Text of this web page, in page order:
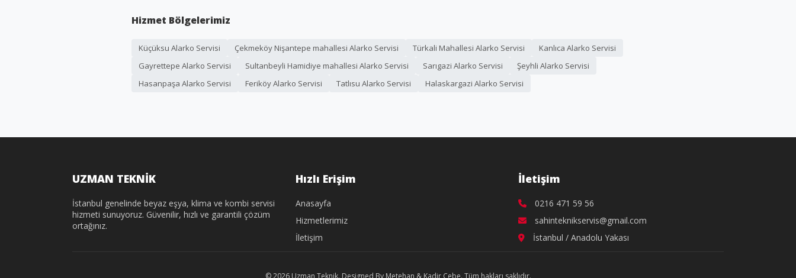
Hizmet Bölgelerimiz
Küçüksu Alarko Servisi Çekmeköy Nişantepe mahallesi Alarko Servisi Türkali Mahallesi Alarko Servisi
Kanlıca Alarko Servisi
Gayrettepe Alarko Servisi
Sultanbeyli Hamidiye mahallesi Alarko Servisi Sarıgazi Alarko Servisi
Şeyhli Alarko Servisi
Hasanpaşa Alarko Servisi
Feriköy Alarko Servisi Tatlısu Alarko Servisi Halaskargazi Alarko Servisi
UZMAN TEKNİK
İstanbul genelinde beyaz eşya, klima ve kombi servisi
hizmeti sunuyoruz. Güvenilir, hızlı ve garantili çözüm
ortağınız.
Hızlı Erişim
Anasayfa
Hizmetlerimiz
İletişim
İletişim
0216 471 59 56
sahinteknikservis@gmail.com
İstanbul / Anadolu Yakası